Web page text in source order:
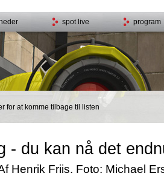
spot live program
for at komme tilbage til listen
- du kan nå det
Henrik Friis. Foto: Michael